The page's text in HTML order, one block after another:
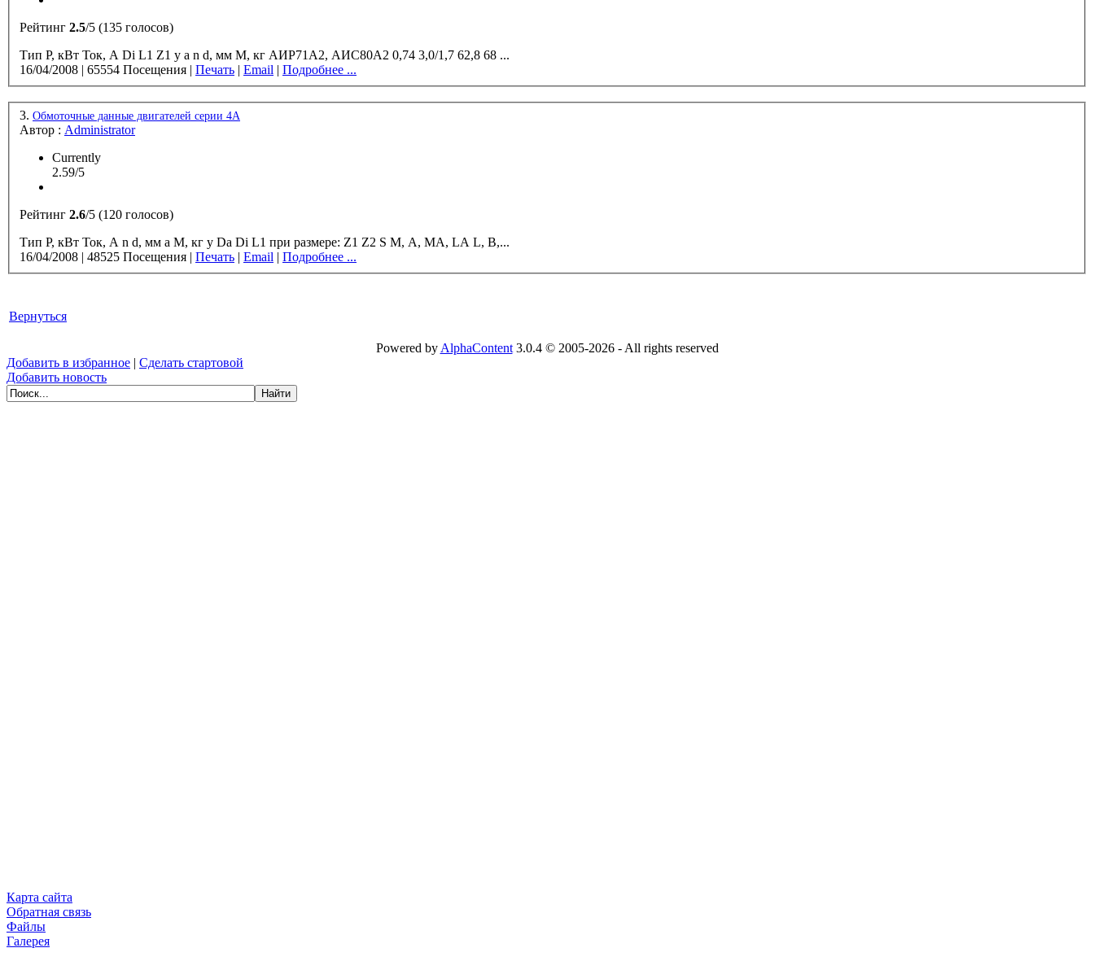
Рейтинг 2.5/5 (135 голосов)
Тип Р, кВт Ток, А Di L1 Z1 y a n d, мм М, кг АИР71А2, АИС80А2 0,74 3,0/1,7 62,8 68 ...
16/04/2008 | 65554 Посещения | Печать | Email | Подробнее ...
3. Обмоточные данные двигателей серии 4А
Автор : Administrator
Currently
2.59/5
Рейтинг 2.6/5 (120 голосов)
Тип Р, кВт Ток, А n d, мм а М, кг у Da Di L1 при размере: Z1 Z2 S M, A, МА, LA L, B,...
16/04/2008 | 48525 Посещения | Печать | Email | Подробнее ...
Вернуться
Powered by AlphaContent3.0.4 © 2005-2026 - All rights reserved
Добавить в избранное | Сделать стартовой
Добавить новость
Карта сайта
Обратная связь
Файлы
Галерея